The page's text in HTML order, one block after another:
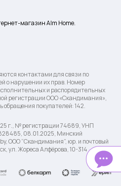
магазин Alm Home.
контактами для связи по
о нарушении их прав. Номер
и распорядительных
регистрации ООО «Скандимания»,
покупателей: 142.
г., № регистрации 74689, УНП
08.01.2025, Минский
ООО “Скандимания”, юр. и почтовый
ул. Жореса Алфёрова, 10-314